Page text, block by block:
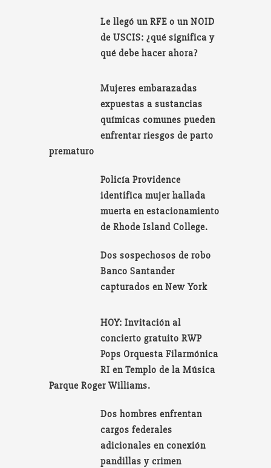
Le llegó un RFE o un NOID
de USCIS: ¿qué significa y
qué debe hacer ahora?
Mujeres embarazadas
expuestas a sustancias
químicas comunes pueden
enfrentar riesgos de parto
prematuro
Policía Providence
identifica mujer hallada
muerta en estacionamiento
de Rhode Island College.
Dos sospechosos de robo
Banco Santander
capturados en New York
HOY: Invitación al
concierto gratuito RWP
Pops Orquesta Filarmónica
RI en Templo de la Música
Parque Roger Williams.
Dos hombres enfrentan
cargos federales
adicionales en conexión
pandillas y crimen